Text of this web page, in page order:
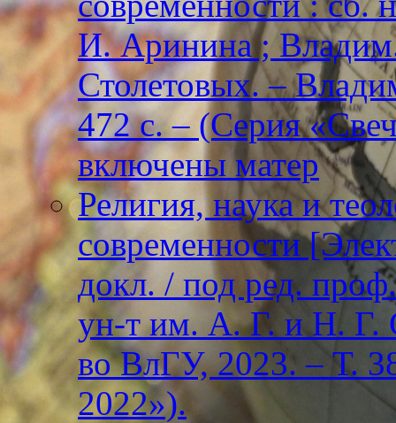
И. Аринина ;
Столетовых. –
472 с. – (Серия
включены матер
Религия, наука и
современности
докл. / под ред.
ун-т им. А. Г. и Н. Г.
во ВлГУ, 2023. – Т.
2022»).